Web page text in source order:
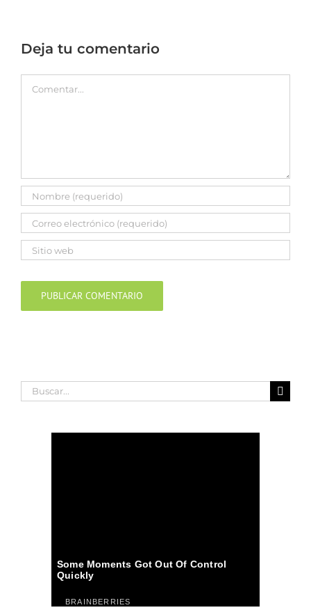
Deja tu comentario
Comentar
Buscar: